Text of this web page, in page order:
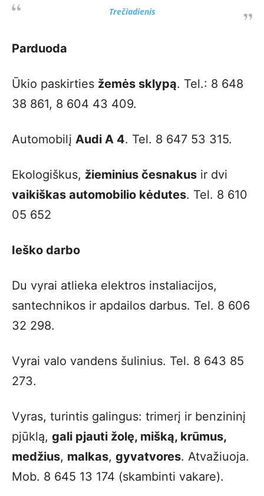
Trečiadienis
Parduoda
Ūkio paskirties žemės sklypą. Tel.: 8 648
38 861, 8 604 43 409.
Automobilį Audi A 4. Tel. 8 647 53 315.
Ekologiškus, žieminius česnakus ir dvi
vaikiškas automobilio kėdutes. Tel. 8 610
05 652
Ieško darbo
Du vyrai atlieka elektros instaliacijos,
santechnikos ir apdailos darbus. Tel. 8 606
32 298.
Vyrai valo vandens šulinius. Tel. 8 643 85
273.
Vyras, turintis galingus: trimerį ir benzininį
pjūklą, gali pjauti žolę, mišką, krūmus,
medžius, malkas, gyvatvores. Atvažiuoja.
Mob. 8 645 13 174 (skambinti vakare).